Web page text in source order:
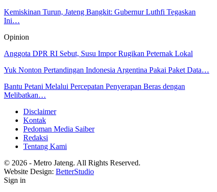
Kemiskinan Turun, Jateng Bangkit: Gubernur Luthfi Tegaskan
Ini…
Opinion
Anggota DPR RI Sebut, Susu Impor Rugikan Peternak Lokal
Yuk Nonton Pertandingan Indonesia Argentina Pakai Paket Data…
Bantu Petani Melalui Percepatan Penyerapan Beras dengan
Melibatkan…
Disclaimer
Kontak
Pedoman Media Saiber
Redaksi
Tentang Kami
© 2026 - Metro Jateng. All Rights Reserved.
Website Design: BetterStudio
Sign in